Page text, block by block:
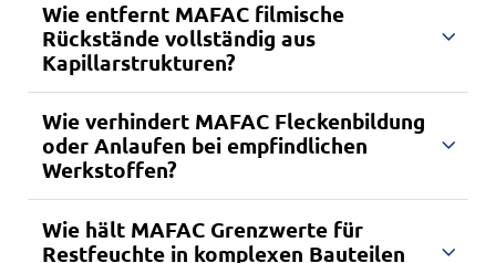
Wie entfernt MAFAC filmische
Rückstände vollständig aus
Kapillarstrukturen?
MAFAC Reinigungstechnologien sorgen für einen
kontinuierlichen Medienaustausch selbst in feinsten
Geometrien. So werden filmische Rückstände auch
bei komplexen Bauteilen zuverlässig entfernt.
Wie verhindert MAFAC Fleckenbildung
oder Anlaufen bei empfindlichen
Werkstoffen?
Mit abgestimmten Reinigungsmedien, definierten
Temperaturen und der Kombination aus
Wie hält MAFAC Grenzwerte für
Restfeuchte in komplexen Bauteilen